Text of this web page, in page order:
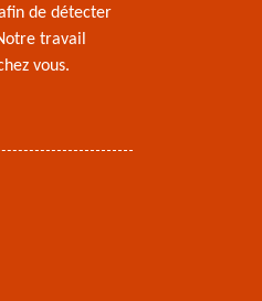
de détecter
travail
vous.